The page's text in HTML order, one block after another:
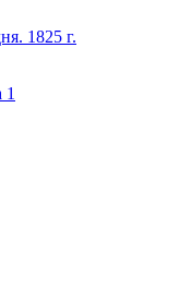
1825 г.
1